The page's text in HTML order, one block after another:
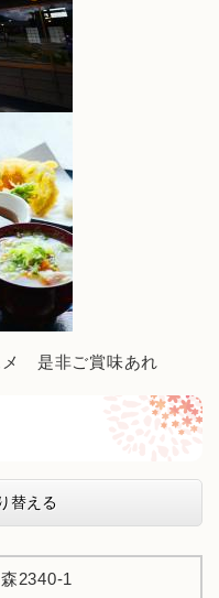
是非ご賞味あれ
替える
2340-1